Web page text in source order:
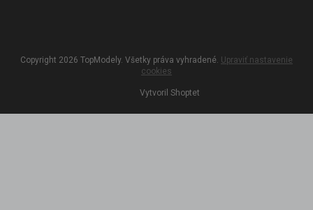
Vytvoril Shoptet
Copyright 2026 TopModely. Všetky práva vyhradené. Upraviť nastavenie
cookies